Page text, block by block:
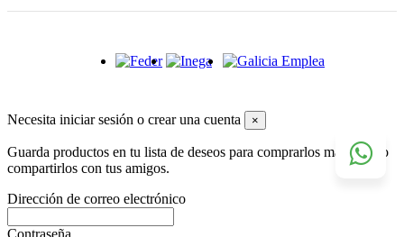
Necesita iniciar sesión o crear una cuenta ×
Guarda productos en tu lista de deseos para comprarlos más tarde o
compartirlos con tus amigos.
Dirección de correo electrónico
Contraseña